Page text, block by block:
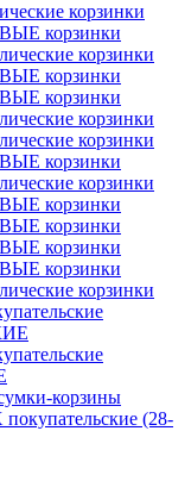
корзинки
корзинки
корзинки
корзинки
корзинки
корзинки
корзинки
корзинки
корзинки
корзинки
корзинки
корзинки
корзинки
корзинки
корзины
(28-